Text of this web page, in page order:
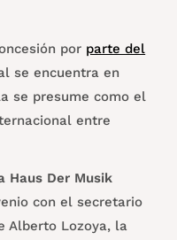
por parte del
se encuentra en
se presume como el
entre
Haus Der Musik
con el secretario
Alberto Lozoya, la